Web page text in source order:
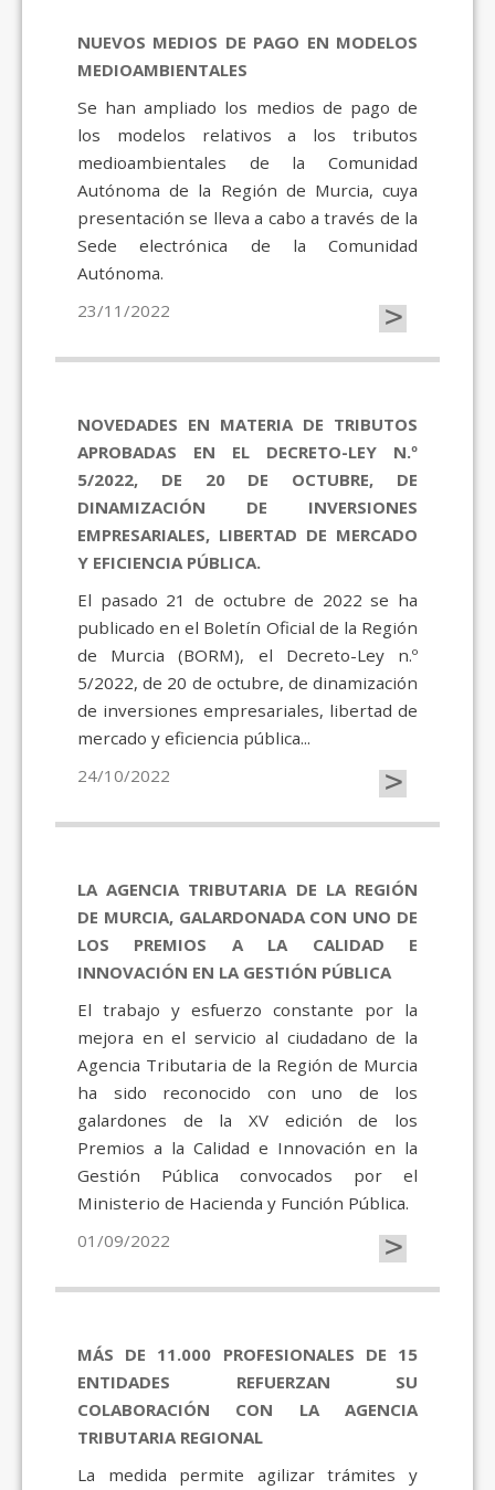
NUEVOS MEDIOS DE PAGO EN MODELOS
MEDIOAMBIENTALES
Se han ampliado los medios de pago de
los modelos relativos a los tributos
medioambientales de la Comunidad
Autónoma de la Región de Murcia, cuya
presentación se lleva a cabo a través de la
Sede electrónica de la Comunidad
Autónoma.
23/11/2022
>
NOVEDADES EN MATERIA DE TRIBUTOS
APROBADAS EN EL DECRETO-LEY N.º
5/2022, DE 20 DE OCTUBRE, DE
DINAMIZACIÓN DE INVERSIONES
EMPRESARIALES, LIBERTAD DE MERCADO
Y EFICIENCIA PÚBLICA.
El pasado 21 de octubre de 2022 se ha
publicado en el Boletín Oficial de la Región
de Murcia (BORM), el Decreto-Ley n.º
5/2022, de 20 de octubre, de dinamización
de inversiones empresariales, libertad de
mercado y eficiencia pública...
24/10/2022
>
LA AGENCIA TRIBUTARIA DE LA REGIÓN
DE MURCIA, GALARDONADA CON UNO DE
LOS PREMIOS A LA CALIDAD E
INNOVACIÓN EN LA GESTIÓN PÚBLICA
El trabajo y esfuerzo constante por la
mejora en el servicio al ciudadano de la
Agencia Tributaria de la Región de Murcia
ha sido reconocido con uno de los
galardones de la XV edición de los
Premios a la Calidad e Innovación en la
Gestión Pública convocados por el
Ministerio de Hacienda y Función Pública.
01/09/2022
>
MÁS DE 11.000 PROFESIONALES DE 15
ENTIDADES REFUERZAN SU
COLABORACIÓN CON LA AGENCIA
TRIBUTARIA REGIONAL
La medida permite agilizar trámites y